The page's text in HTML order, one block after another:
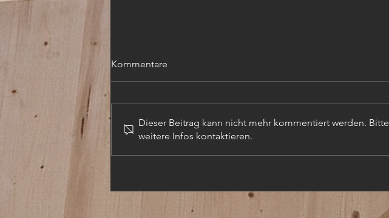
Kommentare
Dieser Beitrag kann nicht mehr kommentiert werden.
weitere Infos kontaktieren.